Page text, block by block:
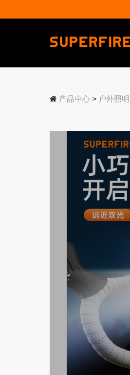
户外照明 手
战
紫
露
笔
医
充
工业照明
防
防
防
产品中心 > 户外照明